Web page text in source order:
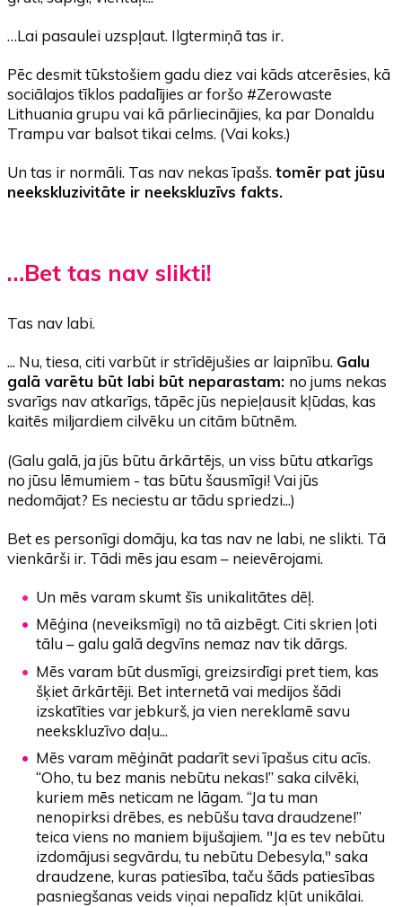
…Lai pasaulei uzspļaut. Ilgtermiņā tas ir.
Pēc desmit tūkstošiem gadu diez vai kāds atcerēsies, kā
sociālajos tīklos padalījies ar foršo #Zerowaste
Lithuania grupu vai kā pārliecinājies, ka par Donaldu
Trampu var balsot tikai celms. (Vai koks.)
Un tas ir normāli. Tas nav nekas īpašs.tomēr pat jūsu
neekskluzivitāte ir neekskluzīvs fakts.
…Bet tas nav slikti!
Tas nav labi.
... Nu, tiesa, citi varbūt ir strīdējušies ar laipnību. Galu
galā varētu būt labi būt neparastam: no jums nekas
svarīgs nav atkarīgs, tāpēc jūs nepieļausit kļūdas, kas
kaitēs miljardiem cilvēku un citām būtnēm.
(Galu galā, ja jūs būtu ārkārtējs, un viss būtu atkarīgs
no jūsu lēmumiem - tas būtu šausmīgi! Vai jūs
nedomājat? Es neciestu ar tādu spriedzi...)
Bet es personīgi domāju, ka tas nav ne labi, ne slikti. Tā
vienkārši ir. Tādi mēs jau esam – neievērojami.
Un mēs varam skumt šīs unikalitātes dēļ.
Mēģina (neveiksmīgi) no tā aizbēgt. Citi skrien ļoti
tālu – galu galā degvīns nemaz nav tik dārgs.
Mēs varam būt dusmīgi, greizsirdīgi pret tiem, kas
šķiet ārkārtēji. Bet internetā vai medijos šādi
izskatīties var jebkurš, ja vien nereklamē savu
neekskluzīvo daļu...
Mēs varam mēģināt padarīt sevi īpašus citu acīs.
“Oho, tu bez manis nebūtu nekas!” saka cilvēki,
kuriem mēs neticam ne lāgam. “Ja tu man
nenopirksi drēbes, es nebūšu tava draudzene!”
teica viens no maniem bijušajiem. "Ja es tev nebūtu
izdomājusi segvārdu, tu nebūtu Debesyla," saka
draudzene, kuras patiesība, taču šāds patiesības
pasniegšanas veids viņai nepalīdz kļūt unikālai.